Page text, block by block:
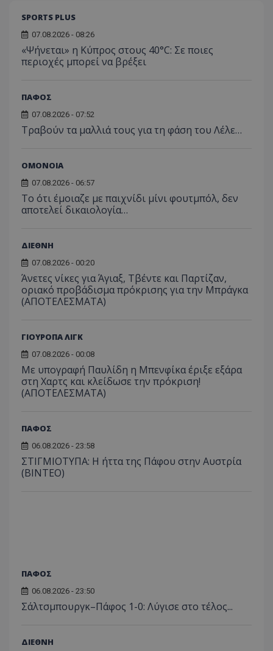
SPORTS PLUS
07.08.2026 - 08:26
«Ψήνεται» η Κύπρος στους 40°C: Σε ποιες
περιοχές μπορεί να βρέξει
ΠΑΦΟΣ
07.08.2026 - 07:52
Τραβούν τα μαλλιά τους για τη φάση του Λέλε…
ΟΜΟΝΟΙΑ
07.08.2026 - 06:57
Το ότι έμοιαζε με παιχνίδι μίνι φουτμπόλ, δεν
αποτελεί δικαιολογία…
ΔΙΕΘΝΗ
07.08.2026 - 00:20
Άνετες νίκες για Άγιαξ, Τβέντε και Παρτίζαν,
οριακό προβάδισμα πρόκρισης για την Μπράγκα
(ΑΠΟΤΕΛΕΣΜΑΤΑ)
ΓΙΟΥΡΟΠΑ ΛΙΓΚ
07.08.2026 - 00:08
Με υπογραφή Παυλίδη η Μπενφίκα έριξε εξάρα
στη Χαρτς και κλείδωσε την πρόκριση!
(ΑΠΟΤΕΛΕΣΜΑΤΑ)
ΠΑΦΟΣ
06.08.2026 - 23:58
ΣΤΙΓΜΙΟΤΥΠΑ: Η ήττα της Πάφου στην Αυστρία
(ΒΙΝΤΕΟ)
ΠΑΦΟΣ
06.08.2026 - 23:50
Σάλτσμπουργκ–Πάφος 1-0: Λύγισε στο τέλος...
ΔΙΕΘΝΗ